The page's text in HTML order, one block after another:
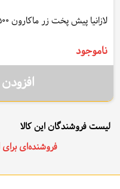
لازانیا پیش پخت زر ماکارون 500 گرم
ناموجود
لیست فروشندگان این کالا
فروشنده‌ای